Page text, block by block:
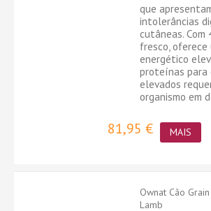
que
intolerâncias
cutâneas. Com
fresco,
energético
proteínas para
elevados
organismo em
81,95 € MAIS
Ownat Cão
Lamb